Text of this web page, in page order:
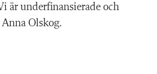
är underfinansierade och
Olskog.